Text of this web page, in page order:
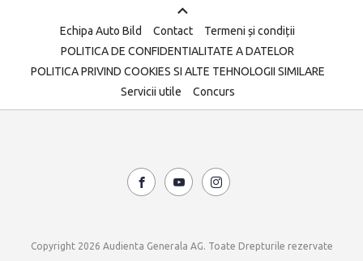
Echipa Auto Bild Contact
Termeni și condiții
POLITICA DE CONFIDENTIALITATE A DATELOR
POLITICA PRIVIND COOKIES SI ALTE TEHNOLOGII SIMILARE
Servicii utile
Concurs
Copyright 2026 Audienta Generala AG. Toate Drepturile rezervate